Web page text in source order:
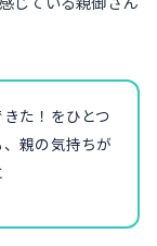
た！をひとつ
親の気持ちが